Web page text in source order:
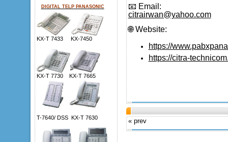
DIGITAL TELP PANASONIC
KX-T 7433 KX-7450
KX-T 7730 KX-T 7665
T-7640/ DSS KX-T 7630
📧 Email:
citrairwan@yahoo.com
🌐 Website:
https://
https://citra-
« prev